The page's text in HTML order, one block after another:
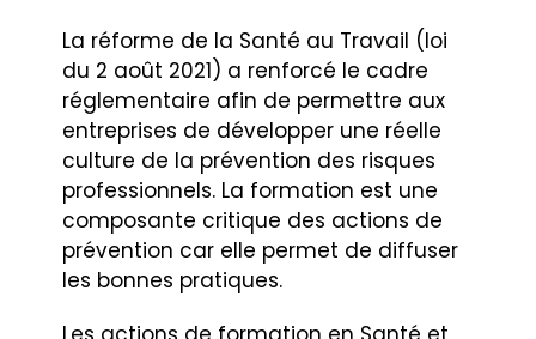
La réforme de la Santé au Travail (loi
du 2 août 2021) a renforcé le cadre
réglementaire afin de permettre aux
entreprises de développer une réelle
culture de la prévention des risques
professionnels. La formation est une
composante critique des actions de
prévention car elle permet de diffuser
les bonnes pratiques.